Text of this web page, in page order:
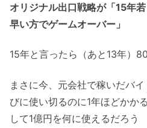
オリジナル出口戦略が「15年
早い方でゲームオーバー」
15年と言ったら（あと13年）
まさに今、元会社で稼いだバ
びに使い切るのに1年ほどかか
して1億円を何に使えるだろう